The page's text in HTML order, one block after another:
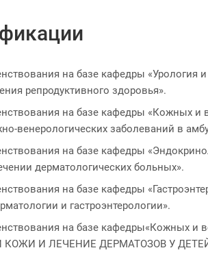
на базе кафедры
репродуктивного здоровья».
на базе кафедры «Кожных
венерологических заболеваний в
на базе кафедры
дерматологических больных».
на базе кафедры
и гастроэнтерологии».
на базе кафедры«Кожных
КОЖИ И ЛЕЧЕНИЕ ДЕРМАТОЗОВ У